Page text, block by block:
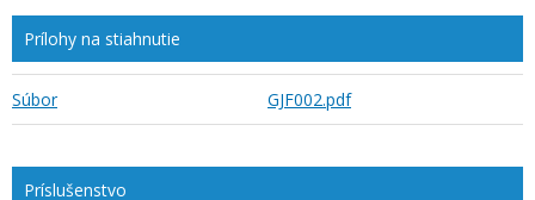
Prílohy na stiahnutie
Súbor GJF002.pdf